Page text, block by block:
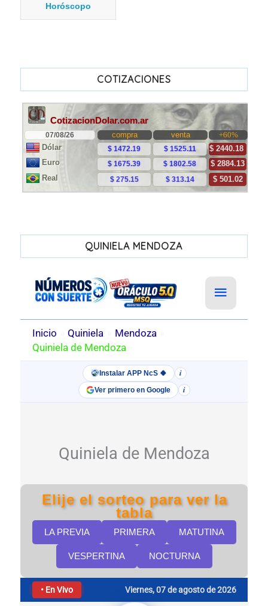
Horóscopo
COTIZACIONES
QUINIELA MENDOZA